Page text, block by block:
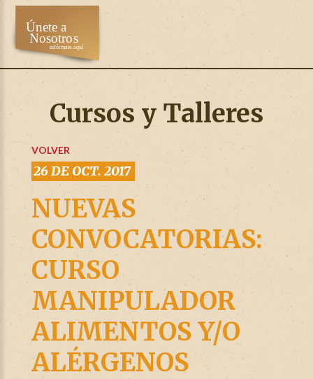
Cursos y Talleres
VOLVER
26 DE OCT. 2017
NUEVAS
CONVOCATORIAS:
CURSO
MANIPULADOR
ALIMENTOS Y/O
ALÉRGENOS